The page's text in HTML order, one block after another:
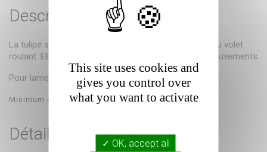
Description
La tulipe sert de jonction entre la coulisse et coffre du volet
roulant. Elle permet de guider le tablier lors de ses mouvements
Pour lame Ev39 / Ev45 / PVC40.
Minimum de commande : 2 tulipes
Détails du produit
This site uses cookies and
gives you control over
what you want to activate
✓ OK, accept all